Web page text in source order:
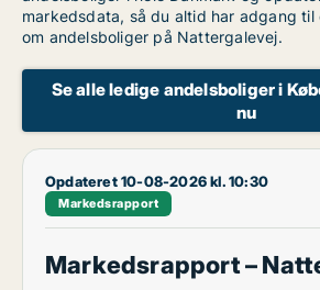
markedsdata, så du altid har adgang
om andelsboliger på Nattergalevej.
Se alle ledige andelsboliger i
nu
Opdateret 10-08-2026 kl. 10:30
Markedsrapport
Markedsrapport –